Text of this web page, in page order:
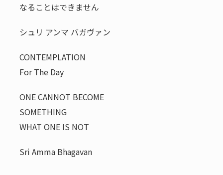
なることはできません
シュリ アンマ バガヴァン
CONTEMPLATION
For The Day
ONE CANNOT BECOME
SOMETHING
WHAT ONE IS NOT
Sri Amma Bhagavan